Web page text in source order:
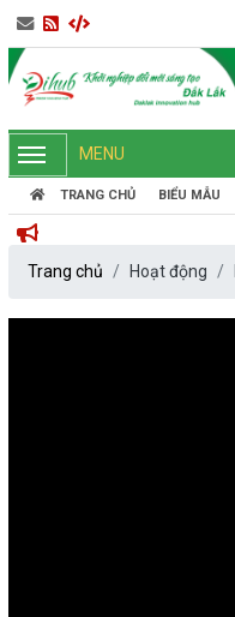
MENU
TRANG CHỦ BIỂU MẪU
Trang chủ Hoạt động